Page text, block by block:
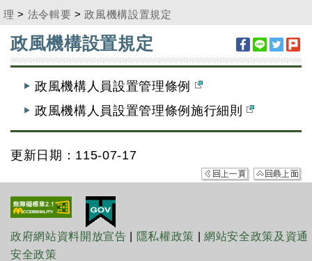
理 > 法令輯要 >政風機構設置規定
:::
政風機構設置規定
政風機構人員設置管理條例
政風機構人員設置管理條例施行細則
更新日期：115-07-17
政府網站資料開放宣告 隱私權政策 |網站安全政策及資通
安全政策